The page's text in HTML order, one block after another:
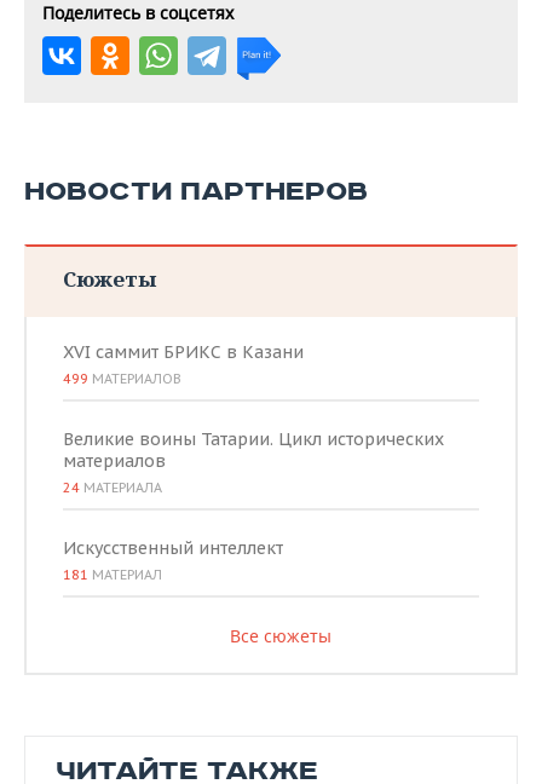
Поделитесь в соцсетях
НОВОСТИ ПАРТНЕРОВ
Сюжеты
XVI саммит БРИКС в Казани
499 МАТЕРИАЛОВ
Великие воины Татарии. Цикл исторических
материалов
24 МАТЕРИАЛА
Искусственный интеллект
181 МАТЕРИАЛ
Все сюжеты
ЧИТАЙТЕ ТАКЖЕ